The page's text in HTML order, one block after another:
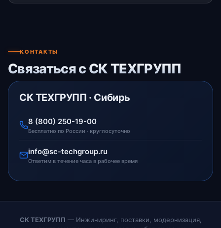
КОНТАКТЫ
Связаться с СК ТЕХГРУПП
СК ТЕХГРУПП · Сибирь
8 (800) 250-19-00
Бесплатно по России · круглосуточно
info@sc-techgroup.ru
Ответим в течение часа в рабочее время
СК ТЕХГРУПП — Инжиниринг, поставки, модернизация,